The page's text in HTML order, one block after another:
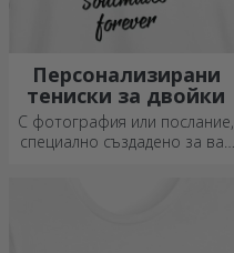
Персонализирани
тениски за двойки
С фотография или послание,
специално създадено за вас